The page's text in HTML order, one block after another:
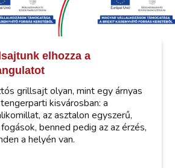
elhozza a
grillsajt olyan, mint egy árnyas
kisvárosban: a
az asztalon egyszerű,
benned pedig az az érzés,
a helyén van.